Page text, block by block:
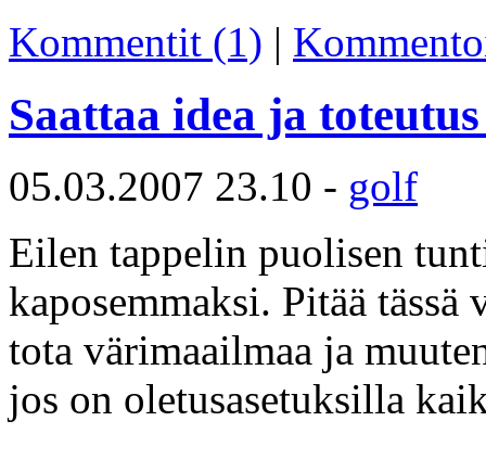
Kommentit (1) |
Saattaa idea ja
05.03.2007 23.10 - golf
Eilen tappelin puolisen
kaposemmaksi. Pitää
tota värimaailmaa ja
jos on oletusasetuksilla